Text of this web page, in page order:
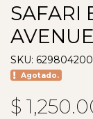
SAFARI
SKU:
Agotado.
$